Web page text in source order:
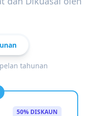
tahunan
50% DISKAUN